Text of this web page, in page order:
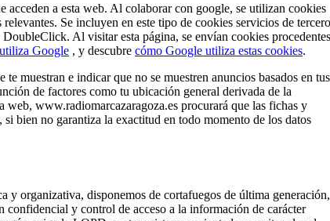
acceden a esta web. Al colaborar con google, se utilizan cookies
Se incluyen en este tipo de cookies servicios de
Al visitar esta página, se envían cookies procedentes
Google , y descubre cómo Google utiliza estas cookies.
muestran e indicar que no se muestren anuncios basados en tus
de factores como tu ubicación general derivada de la
www.radiomarcazaragoza.es procurará que las fichas y
bien no garantiza la exactitud en todo momento de los datos
organizativa, disponemos de cortafuegos de última generación,
y control de acceso a la información de carácter